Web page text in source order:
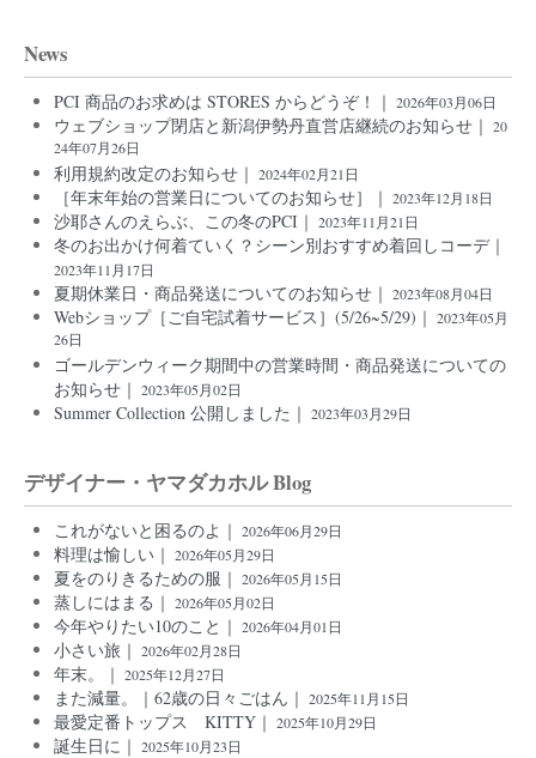
News
PCI 商品のお求めは STORES からどうぞ！｜ 2026年03月06日
ウェブショップ閉店と新潟伊勢丹直営店継続のお知らせ｜ 20
24年07月26日
利用規約改定のお知らせ｜ 2024年02月21日
［年末年始の営業日についてのお知らせ］｜ 2023年12月18日
沙耶さんのえらぶ、この冬のPCI｜ 2023年11月21日
冬のお出かけ何着ていく？シーン別おすすめ着回しコーデ｜
2023年11月17日
夏期休業日・商品発送についてのお知らせ｜ 2023年08月04日
Webショップ［ご自宅試着サービス］(5/26~5/29)｜ 2023年05月
26日
ゴールデンウィーク期間中の営業時間・商品発送についての
お知らせ｜ 2023年05月02日
Summer Collection 公開しました｜ 2023年03月29日
デザイナー・ヤマダカホル Blog
これがないと困るのよ｜ 2026年06月29日
料理は愉しい｜ 2026年05月29日
夏をのりきるための服｜ 2026年05月15日
蒸しにはまる｜ 2026年05月02日
今年やりたい10のこと｜ 2026年04月01日
小さい旅｜ 2026年02月28日
年末。｜ 2025年12月27日
また減量。｜62歳の日々ごはん｜ 2025年11月15日
最愛定番トップス KITTY｜ 2025年10月29日
誕生日に｜ 2025年10月23日